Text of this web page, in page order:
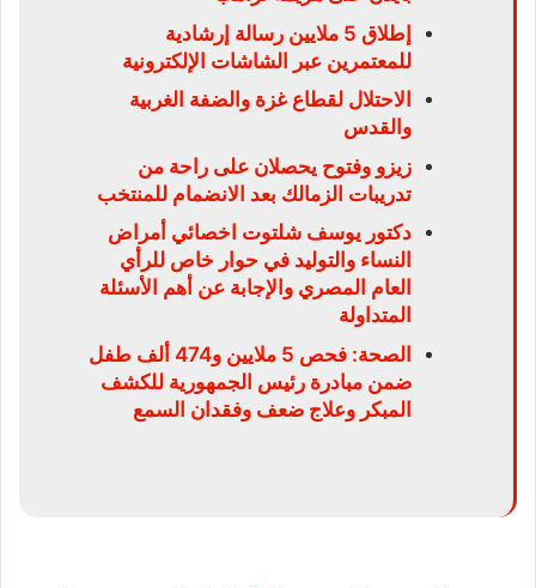
إطلاق 5 ملايين رسالة إرشادية
للمعتمرين عبر الشاشات الإلكترونية
الاحتلال لقطاع غزة والضفة الغربية
والقدس
زيزو وفتوح يحصلان على راحة من
تدريبات الزمالك بعد الانضمام للمنتخب
دكتور يوسف شلتوت اخصائي أمراض
النساء والتوليد في حوار خاص للرأي
العام المصري والإجابة عن أهم الأسئلة
المتداولة
الصحة: فحص 5 ملايين و474 ألف طفل
ضمن مبادرة رئيس الجمهورية للكشف
المبكر وعلاج ضعف وفقدان السمع